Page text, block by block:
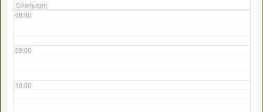
Ολοήμερη
08:00
09:00
10:00